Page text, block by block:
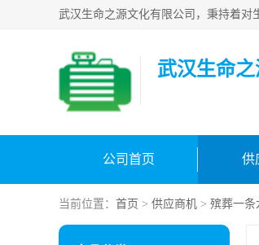
武汉生命
公司首页 供
当前位置： 首页 > 供应商机 > 殡葬一条